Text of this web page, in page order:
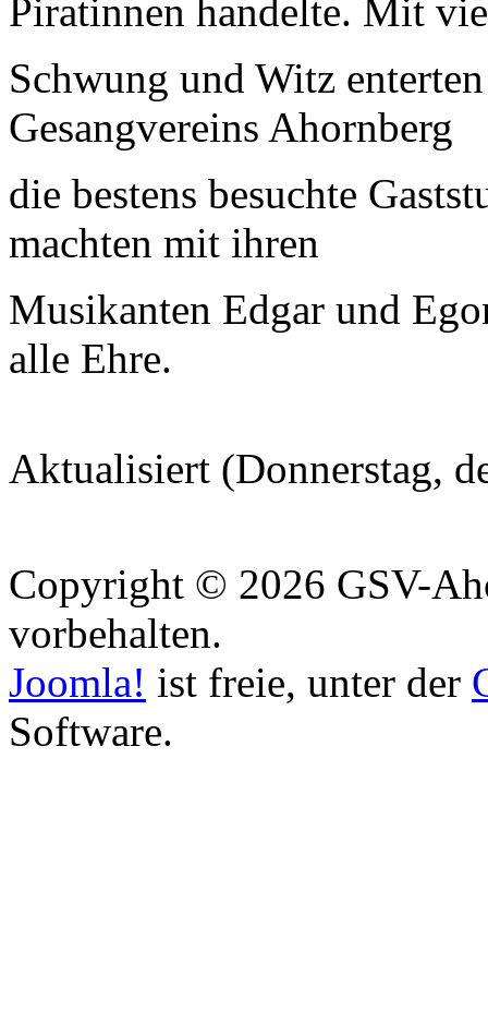
Piratinnen handelte. Mit
Schwung und Witz
Gesangvereins Ahornberg
die bestens besuchte
machten mit ihren
Musikanten Edgar und
alle Ehre.
Aktualisiert (Donnerstag,
Copyright © 2026 GSV-
vorbehalten.
Joomla! ist freie, unter der
Software.